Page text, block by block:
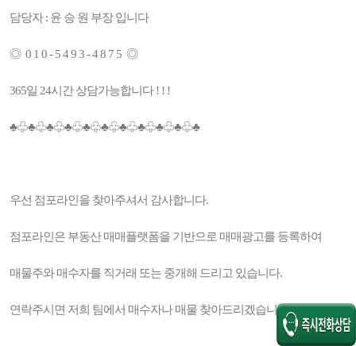
담당자 : 윤 승 원 부장 입니다
◎ 0 1 0 - 5 4 9 3 - 4 8 7 5 ◎
365일 24시간 상담가능합니다 ! ! !
♣♧♣♧♣♧♣♧♣♧♣♧♣♧♣♧♣♧♣♧♣
우선 점포라인을 찾아주셔서 감사합니다.
점포라인은 부동산 매매플랫폼을 기반으로 매매광고를 등록하여
매물주와 매수자를 직거래 또는 중개해 드리고 있습니다.
연락주시면 저희 팀에서 매수자나 매물 찾아드리겠습니다